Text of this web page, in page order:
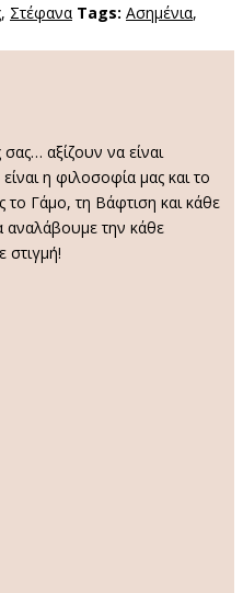
, Στέφανα Tags: Ασημένια,
σας… αξίζουν να είναι
η φιλοσοφία μας και το
το Γάμο, τη Βάφτιση και κάθε
αναλάβουμε την κάθε
στιγμή!